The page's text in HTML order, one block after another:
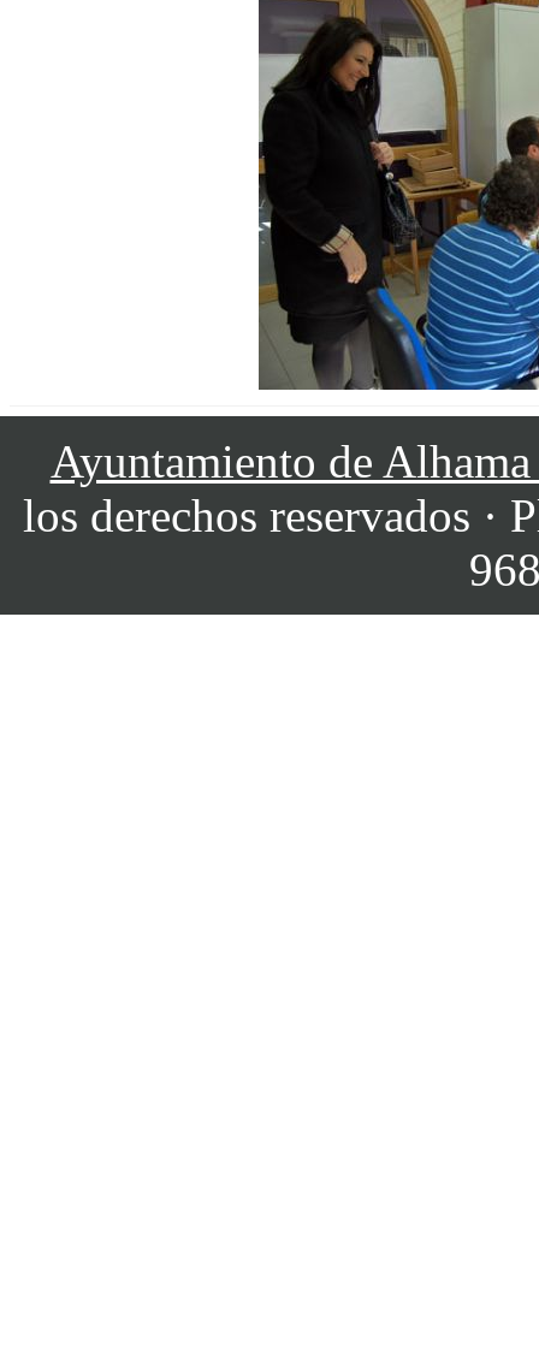
Ayuntamiento de
los derechos reservados ·